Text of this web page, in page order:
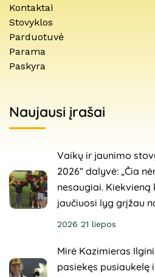
Kontaktai
Stovyklos
Parduotuvė
Parama
Paskyra
Naujausi įrašai
Vaikų ir jaunimo
2026“ dalyvė: „Čia
nesaugiai.
jaučiuosi lyg grįžau
2026 21 liepos
Mirė Kazimieras
pasiekęs pusiaukelę